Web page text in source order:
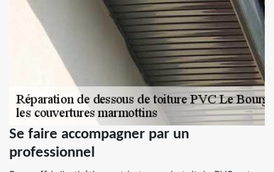
Se faire accompagner par un
professionnel